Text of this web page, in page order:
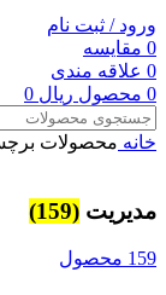
ورود / ثبت نام
0 مقایسه
0 علاقه مندی
0 محصول ریال
خانه محصولات
مديريت (159)
159 محصول